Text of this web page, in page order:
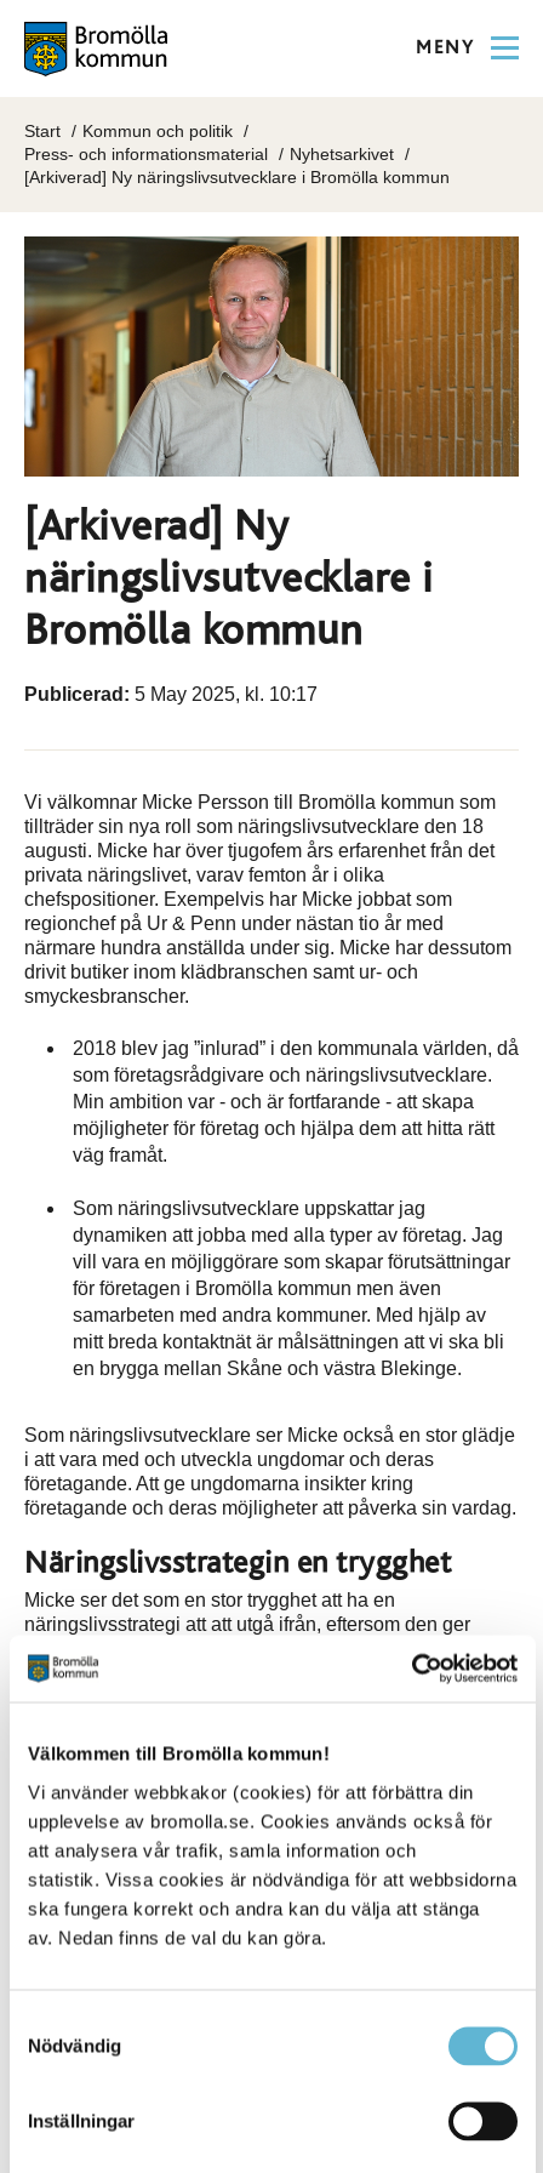
Välkommen till Bromölla kommun!
Vi använder webbkakor (cookies) för att förbättra din
upplevelse av bromolla.se. Cookies används också för
att analysera vår trafik, samla information och
statistik. Vissa cookies är nödvändiga för att webbsidorna
ska fungera korrekt och andra kan du välja att stänga
av. Nedan finns de val du kan göra.
Nödvändig
Inställningar
MENY
Start
Kommun och politik
Press- och informationsmaterial
Nyhetsarkivet
[Arkiverad] Ny näringslivsutvecklare i Bromölla kommun
[Arkiverad] Ny
näringslivsutvecklare i
Bromölla kommun
Publicerad: 5 May 2025, kl. 10:17
Vi välkomnar Micke Persson till Bromölla kommun som
tillträder sin nya roll som näringslivsutvecklare den 18
augusti. Micke har över tjugofem års erfarenhet från det
privata näringslivet, varav femton år i olika
chefspositioner. Exempelvis har Micke jobbat som
regionchef på Ur & Penn under nästan tio år med
närmare hundra anställda under sig. Micke har dessutom
drivit butiker inom klädbranschen samt ur- och
smyckesbranscher.
2018 blev jag ”inlurad” i den kommunala världen, då
som företagsrådgivare och näringslivsutvecklare.
Min ambition var - och är fortfarande - att skapa
möjligheter för företag och hjälpa dem att hitta rätt
väg framåt.
Som näringslivsutvecklare uppskattar jag
dynamiken att jobba med alla typer av företag. Jag
vill vara en möjliggörare som skapar förutsättningar
för företagen i Bromölla kommun men även
samarbeten med andra kommuner. Med hjälp av
mitt breda kontaktnät är målsättningen att vi ska bli
en brygga mellan Skåne och västra Blekinge.
Som näringslivsutvecklare ser Micke också en stor glädje
i att vara med och utveckla ungdomar och deras
företagande. Att ge ungdomarna insikter kring
företagande och deras möjligheter att påverka sin vardag.
Näringslivsstrategin en trygghet
Micke ser det som en stor trygghet att ha en
näringslivsstrategi att att utgå ifrån, eftersom den ger
näringslivet och andra aktörer i regionen. Jag ser
fram emot alla samtal och dialoger med näringslivet,
för att lyssna in deras tankar och visioner kopplat till
det fortsatta strategiska arbetet.
Vem är Micke?
Micke beskriver sig som en positiv och energifylld person
Jag är en lösningsorienterad person. Problem kan
gäller att ha uthållighet och tålamod, eftersom vissa